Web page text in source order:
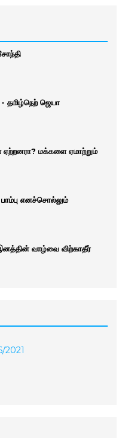
ஜெயா
மக்களை ஏமாற்றும்
எனச்சொல்லும்
வாழ்வை விற்காதீர்
2021